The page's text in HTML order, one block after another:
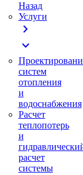
Назад
Услуги
chevron_right
expand_more
систем
отопления
и
водоснабжения
Расчет
теплопотерь
и
расчет
системы